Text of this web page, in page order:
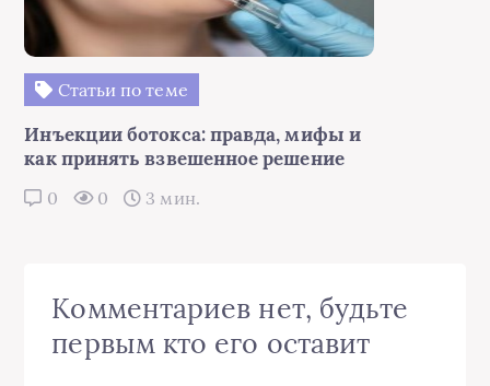
Статьи по теме
Инъекции ботокса: правда, мифы и
как принять взвешенное решение
0 0 3 мин.
Комментариев нет, будьте
первым кто его оставит